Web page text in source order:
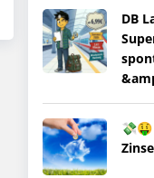
DB
💸🤑